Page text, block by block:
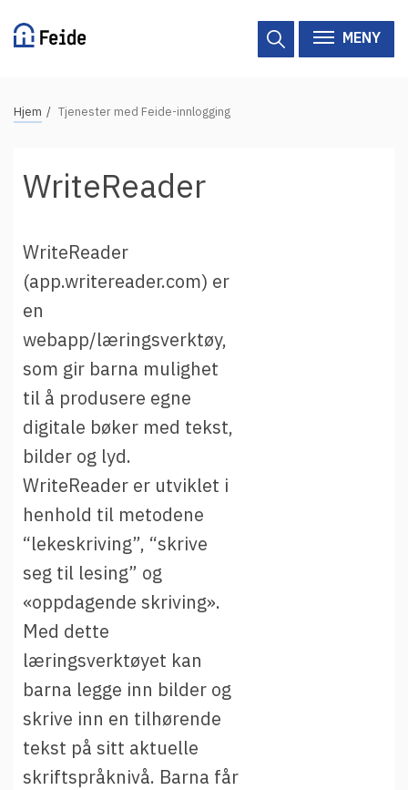
MENY
Tilgjengelige tjenester
Tjenesteleverandører
Om Feide
Om Feide
Logg inn kundeportalen
Driftsmeldinger
Kontakt oss
Arrangementer
Aktuelt
Veikart
Prosjekt
Personvern
Se informasjonen lagret om deg
Ordbok
Underlag for tilgjengelighetserklæring
N
o
n
Hjem Tjenester med Feide-innlogging
WriteReader
WriteReader
(app.writereader.com) er
en
webapp/læringsverktøy,
som gir barna mulighet
til å produsere egne
digitale bøker med tekst,
bilder og lyd.
WriteReader er utviklet i
henhold til metodene
“lekeskriving”, “skrive
seg til lesing” og
«oppdagende skriving».
Med dette
læringsverktøyet kan
barna legge inn bilder og
skrive inn en tilhørende
tekst på sitt aktuelle
skriftspråknivå. Barna får